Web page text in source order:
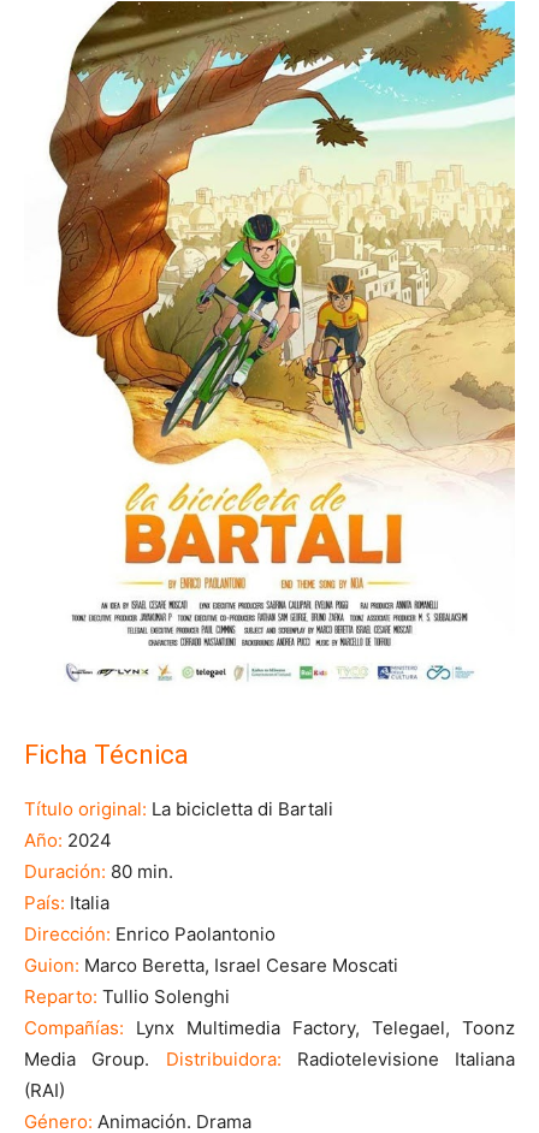
Ficha Técnica
Título original: La bicicletta di Bartali
Año: 2024
Duración: 80 min.
País: Italia
Dirección: Enrico Paolantonio
Guion: Marco Beretta, Israel Cesare Moscati
Reparto: Tullio Solenghi
Compañías: Lynx Multimedia Factory, Telegael, Toonz
Media Group. Distribuidora: Radiotelevisione Italiana
(RAI)
Género: Animación. Drama